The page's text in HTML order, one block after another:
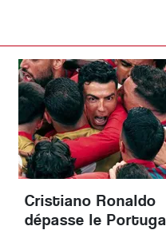
Cristiano Ronaldo
dépasse le